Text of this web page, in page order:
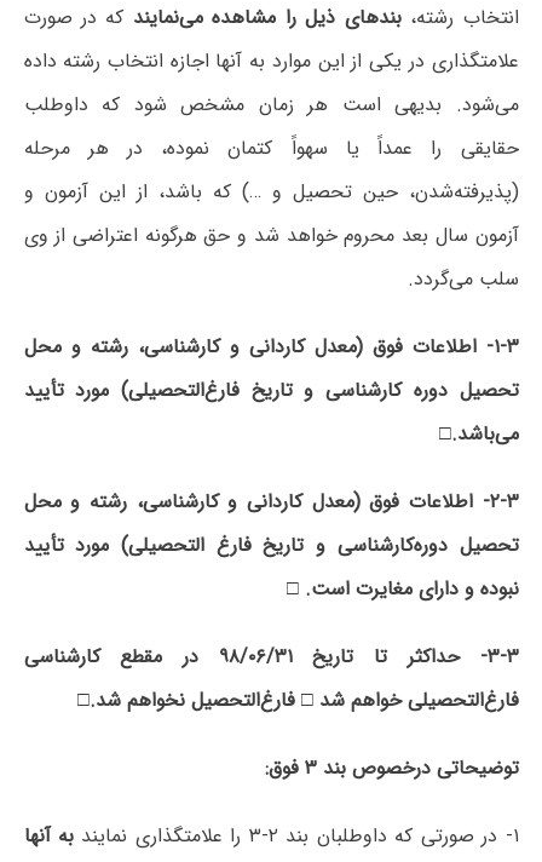
انتخاب رشته، بندهای ذیل را مشاهده می‌نمایند که در صورت
علامتگذاری در یکی از این موارد به آنها اجازه انتخاب رشته داده
می‌شود. بدیهی است هر زمان‌ مشخص‌ شود که‌ داوطلب‌
حقایقی را عمداً یا سهواً کتمان‌ نموده‌، در هر مرحله
‌(پذیرفته‌شدن‌، حین‌ تحصیل‌ ‌و …) که باشد، از این آزمون‌ و
آزمون‌ سال‌ بعد محروم‌ خواهد شد و حق هرگونه اعتراضی از وی
سلب می‌گردد.
۱-۳- اطلاعات فوق (معدل کاردانی و کارشناسی، رشته و محل
تحصیل دوره کارشناسی و تاریخ فارغ‌التحصیلی) مورد تأیید
می‌باشد.□
۲-۳- اطلاعات فوق (معدل کاردانی و کارشناسی، رشته و محل
تحصیل دوره‌کارشناسی و تاریخ فارغ التحصیلی) مورد تأیید
نبوده و دارای مغایرت است. □
۳-۳-
حداکثر تا تاریخ ۹۸/۰۶/۳۱ در مقطع کارشناسی
فارغ‌التحصیلی خواهم شد □ فارغ‌التحصیل نخواهم شد.□
توضیحاتی درخصوص بند ۳ فوق :
۱- در صورتی که داوطلبان بند ۲-۳ را علامتگذاری نمایند
به آنها